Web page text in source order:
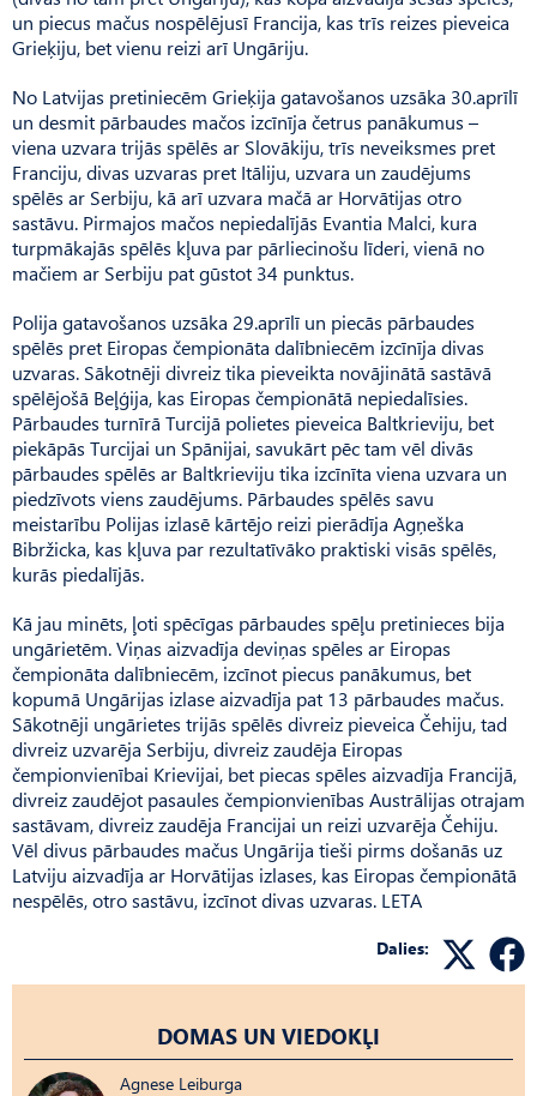
un piecus mačus nospēlējusī Francija, kas trīs reizes pieveica
Grieķiju, bet vienu reizi arī Ungāriju.
No Latvijas pretiniecēm Grieķija gatavošanos uzsāka 30.aprīlī
un desmit pārbaudes mačos izcīnīja četrus panākumus –
viena uzvara trijās spēlēs ar Slovākiju, trīs neveiksmes pret
Franciju, divas uzvaras pret Itāliju, uzvara un zaudējums
spēlēs ar Serbiju, kā arī uzvara mačā ar Horvātijas otro
sastāvu. Pirmajos mačos nepiedalījās Evantia Malci, kura
turpmākajās spēlēs kļuva par pārliecinošu līderi, vienā no
mačiem ar Serbiju pat gūstot 34 punktus.
Polija gatavošanos uzsāka 29.aprīlī un piecās pārbaudes
spēlēs pret Eiropas čempionāta dalībniecēm izcīnīja divas
uzvaras. Sākotnēji divreiz tika pieveikta novājinātā sastāvā
spēlējošā Beļģija, kas Eiropas čempionātā nepiedalīsies.
Pārbaudes turnīrā Turcijā polietes pieveica Baltkrieviju, bet
piekāpās Turcijai un Spānijai, savukārt pēc tam vēl divās
pārbaudes spēlēs ar Baltkrieviju tika izcīnīta viena uzvara un
piedzīvots viens zaudējums. Pārbaudes spēlēs savu
meistarību Polijas izlasē kārtējo reizi pierādīja Agņeška
Bibržicka, kas kļuva par rezultatīvāko praktiski visās spēlēs,
kurās piedalījās.
Kā jau minēts, ļoti spēcīgas pārbaudes spēļu pretinieces bija
ungārietēm. Viņas aizvadīja deviņas spēles ar Eiropas
čempionāta dalībniecēm, izcīnot piecus panākumus, bet
kopumā Ungārijas izlase aizvadīja pat 13 pārbaudes mačus.
Sākotnēji ungārietes trijās spēlēs divreiz pieveica Čehiju, tad
divreiz uzvarēja Serbiju, divreiz zaudēja Eiropas
čempionvienībai Krievijai, bet piecas spēles aizvadīja Francijā,
divreiz zaudējot pasaules čempionvienības Austrālijas otrajam
sastāvam, divreiz zaudēja Francijai un reizi uzvarēja Čehiju.
Vēl divus pārbaudes mačus Ungārija tieši pirms došanās uz
Latviju aizvadīja ar Horvātijas izlases, kas Eiropas čempionātā
nespēlēs, otro sastāvu, izcīnot divas uzvaras. LETA
Dalies:
DOMAS UN VIEDOKĻI
Agnese Leiburga